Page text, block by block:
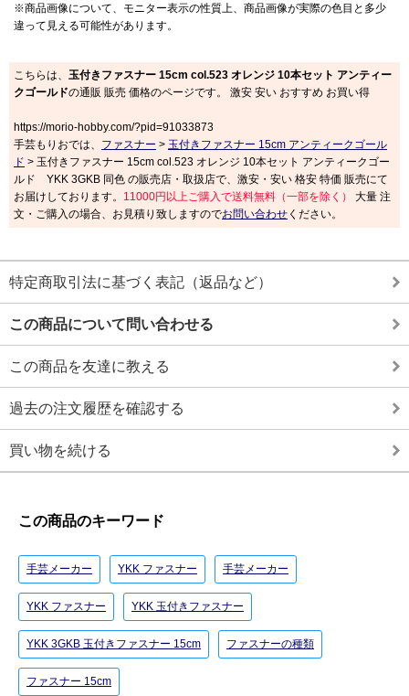
※商品画像について、モニター表示の性質上、商品画像が実際の色目と多少
違って見える可能性があります。
こちらは、 玉付きファスナー 15cm col.523 オレンジ 10本セット アンティー
クゴールドの通販 販売 価格のページです。 激安 安い おすすめ お買い得
https://morio-hobby.com/?pid=91033873
手芸もりおでは、 ファスナー > 玉付きファスナー 15cm アンティークゴール
ド > 玉付きファスナー 15cm col.523 オレンジ 10本セット アンティークゴー
ルド YKK 3GKB 同色 の販売店・取扱店で、激安・安い 格安 特価 販売にて
お届けしております。 11000円以上ご購入で送料無料（一部を除く）
大量 注
文・ご購入の場合、お見積り致しますのでお問い合わせ ください。
特定商取引法に基づく表記（返品など）
この商品について問い合わせる
この商品を友達に教える
過去の注文履歴を確認する
買い物を続ける
この商品のキーワード
手芸メーカー YKK ファスナー 手芸メーカー
YKK ファスナー YKK 玉付きファスナー
YKK 3GKB 玉付きファスナー 15cm ファスナーの種類
ファスナー 15cm